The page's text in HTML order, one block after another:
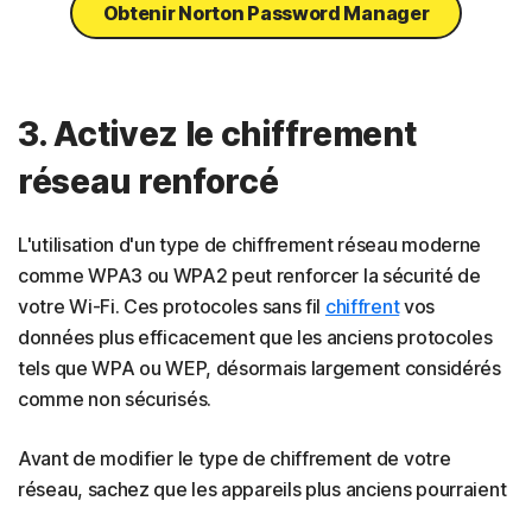
Obtenir Norton Password Manager
3. Activez le chiffrement
réseau renforcé
L'utilisation d'un type de chiffrement réseau moderne
comme WPA3 ou WPA2 peut renforcer la sécurité de
votre Wi-Fi. Ces protocoles sans fil chiffrentvos
données plus efficacement que les anciens protocoles
tels que WPA ou WEP, désormais largement considérés
comme non sécurisés.
Avant de modifier le type de chiffrement de votre
réseau, sachez que les appareils plus anciens pourraient